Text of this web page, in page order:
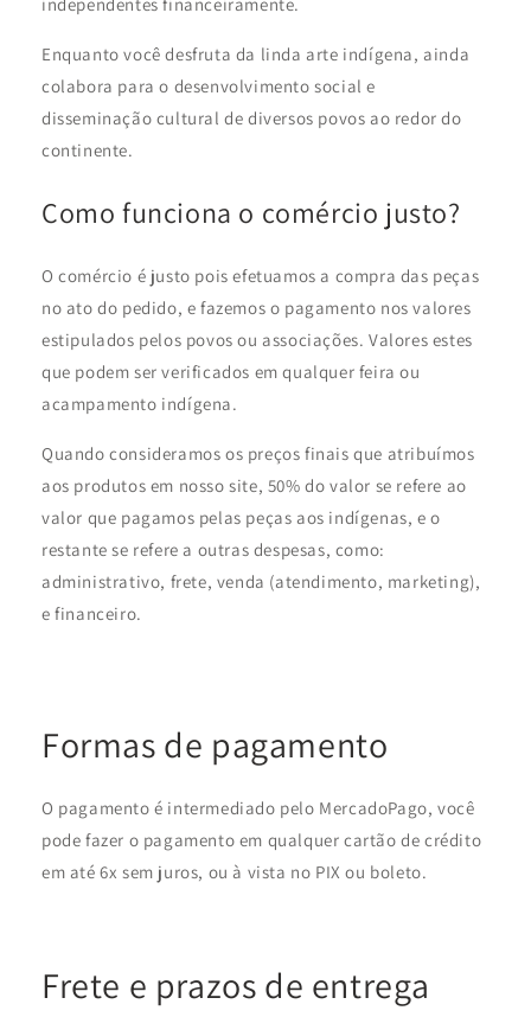
Enquanto você desfruta da linda arte indígena, ainda
colabora para o desenvolvimento social e
disseminação cultural de diversos povos ao redor do
continente.
Como funciona o comércio justo?
O comércio é justo pois efetuamos a compra das peças
no ato do pedido, e fazemos o pagamento nos valores
estipulados pelos povos ou associações. Valores estes
que podem ser verificados em qualquer feira ou
acampamento indígena.
Quando consideramos os preços finais que atribuímos
aos produtos em nosso site, 50% do valor se refere ao
valor que pagamos pelas peças aos indígenas, e o
restante se refere a outras despesas, como:
administrativo, frete, venda (atendimento, marketing),
e financeiro.
Formas de pagamento
O pagamento é intermediado pelo MercadoPago, você
pode fazer o pagamento em qualquer cartão de crédito
em até 6x sem juros, ou à vista no PIX ou boleto.
Frete e prazos de entrega